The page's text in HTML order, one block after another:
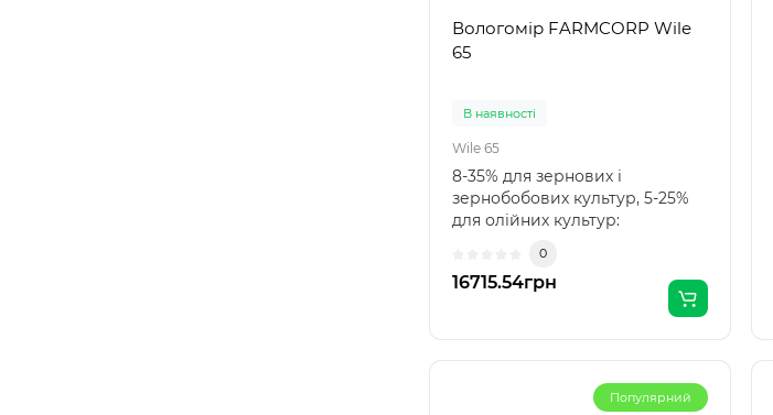
Вологомір FARMCORP Wile
65
В наявності
Wile 65
8-35% для зернових і
зернобобових культур, 5-25%
для олійних культур:
0
16715.54грн
Популярний